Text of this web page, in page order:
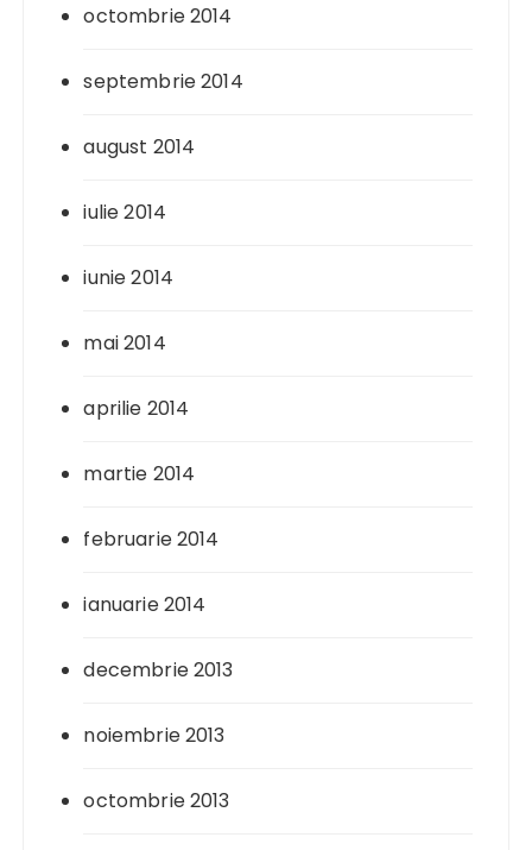
octombrie 2014
septembrie 2014
august 2014
iulie 2014
iunie 2014
mai 2014
aprilie 2014
martie 2014
februarie 2014
ianuarie 2014
decembrie 2013
noiembrie 2013
octombrie 2013